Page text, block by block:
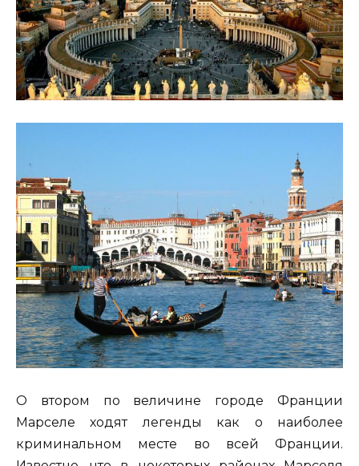
О втором по величине городе Франции
Марселе ходят легенды как о наиболее
криминальном месте во всей Франции.